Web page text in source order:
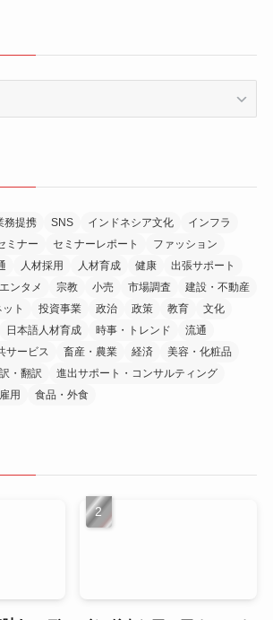
務提携 SNS インドネシア文化
インフラ
ミナー セミナーレポート
ファッション
人材採用 人材育成 健康
出張サポート
ンタメ 宗教 小売 市場調査
建設・不動産
ト
投資事業 政治 政策 教育
文化
日本語人材育成 時事・トレンド
流通
サービス 畜産・農業 経済
美容・化粧品
・翻訳
進出サポート・コンサルティング
雇用 食品・外食